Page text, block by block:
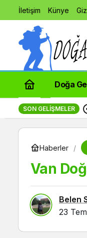
İletişim Künye
Doğa
SON GELIŞMELER
Haberler
Van
Belen
23